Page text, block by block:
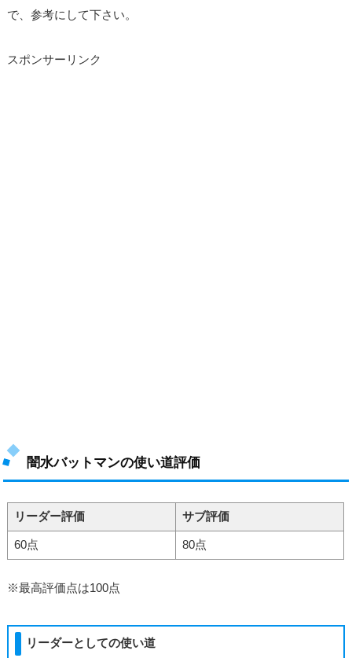
で、参考にして下さい。
スポンサーリンク
闇水バットマンの使い道評価
リーダー評価 サブ評価
60点 80点
※最高評価点は100点
リーダーとしての使い道